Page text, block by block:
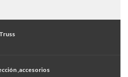
,accesorios